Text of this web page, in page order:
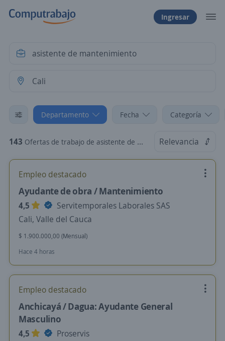
Ingresar
Departamento Fecha Categoría
143 Ofertas de trabajo de asistente de mantenimiento en Cali, Valle del Cauca Relevancia
Empleo destacado
Ayudante de obra / Mantenimiento
4,5
Servitemporales Laborales SAS
Cali, Valle del Cauca
$ 1.900.000,00 (Mensual)
Hace 4 horas
Empleo destacado
Anchicayá / Dagua: Ayudante General
Masculino
4,5
Proservis